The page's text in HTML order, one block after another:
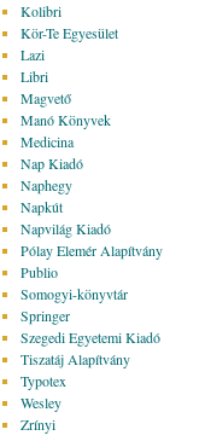
Kolibri
Kör-Te Egyesület
Lazi
Libri
Magvető
Manó Könyvek
Medicina
Nap Kiadó
Naphegy
Napkút
Napvilág Kiadó
Pólay Elemér Alapítvány
Publio
Somogyi-könyvtár
Springer
Szegedi Egyetemi Kiadó
Tiszatáj Alapítvány
Typotex
Wesley
Zrínyi